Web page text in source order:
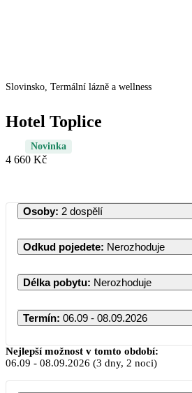
Slovinsko, Termální lázně a wellness
Hotel Toplice
Novinka
4 660 Kč
Osoby: 2 dospělí
Odkud pojedete: Nerozhoduje
Délka pobytu: Nerozhoduje
Termín: 06.09 - 08.09.2026
Září 2026
PO ÚT ST ČT
Nejlepší možnost v tomto období:
06.09 - 08.09.2026 (3 dny, 2 noci)